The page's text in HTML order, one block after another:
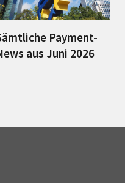
Payment-
aus Juni 2026